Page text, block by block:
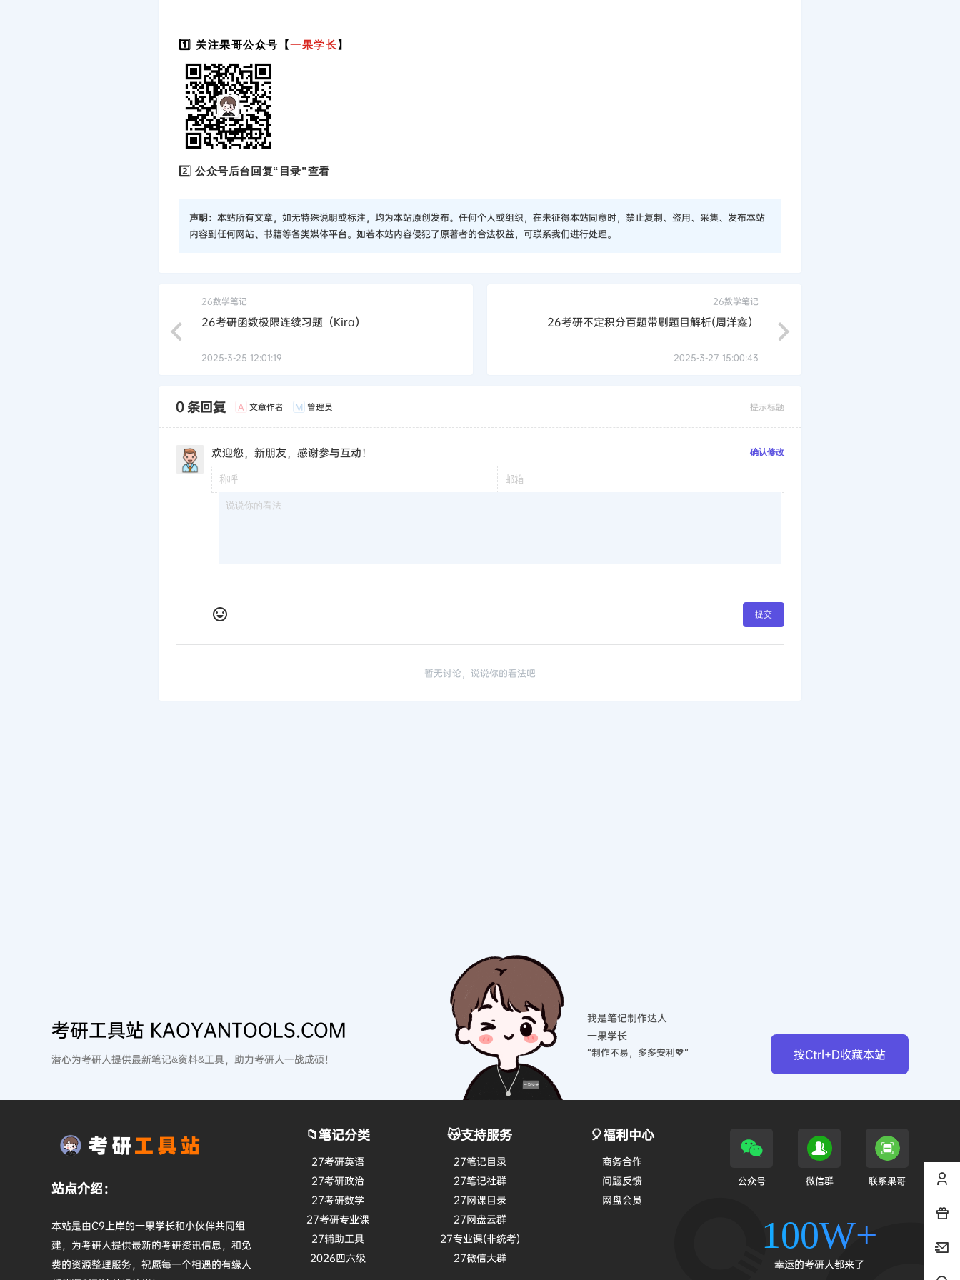
1️⃣ 关注果哥公众号【一果学长】
2️⃣公众号后台回复“目录”查看
声明： 本站所有文章，如无特殊说明或标注，均为本站原创发布。任何个人或组织，在未征得本站同意时，禁止复制、盗用、采集、发布本站
内容到任何网站、书籍等各类媒体平台。如若本站内容侵犯了原著者的合法权益，可联系我们进行处理。
26数学笔记
26考研函数极限连续习题（Kira）
2025-3-25 12:01:19
26数学笔记
26考研不定积分百题带刷题目解析(周洋鑫）
2025-3-27 15:00:43
0 条回复 A 文章作者 M 管理员 提示标题
欢迎您，新朋友，感谢参与互动！ 确认修改
提交
暂无讨论，说说你的看法吧
考研工具站 KAOYANTOOLS.COM
潜心为考研人提供最新笔记&资料&工具，助力考研人一战成硕！ 按Ctrl+D收藏本站
我是笔记制作达人
一果学长
“制作不易，多多安利💖”
站点介绍：
本站是由C9上岸的一果学长和小伙伴共同组
建，为考研人提供最新的考研资讯信息，和免
费的资源整理服务，祝愿每一个相遇的有缘人
📁笔记分类
27考研英语
27考研政治
27考研数学
27考研专业课
27辅助工具
2026四六级
😽支持服务
27笔记目录
27笔记社群
27网课目录
27网盘云群
27专业课(非统考)
27微信大群
🎈福利中心
商务合作
问题反馈
网盘会员
公众号 微信群 联系果哥
100W+
幸运的考研人都来了